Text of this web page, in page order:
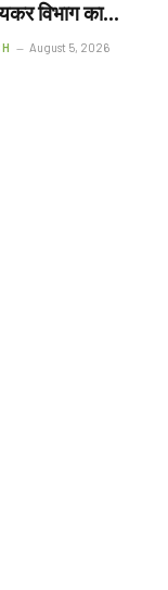
विभाग का
में 150 से
August 5, 2026